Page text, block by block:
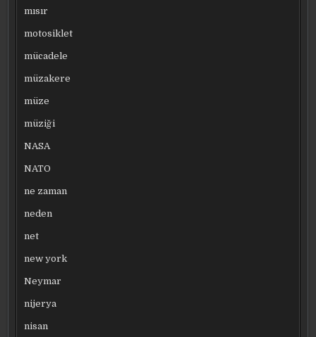
mısır
motosiklet
mücadele
müzakere
müze
müziği
NASA
NATO
ne zaman
neden
net
new york
Neymar
nijerya
nisan